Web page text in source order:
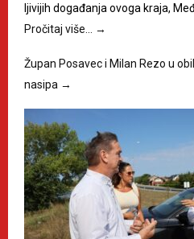
ljivijih događanja ovoga kraja,
Pročitaj više…
→
Župan Posavec i Milan Rezo u
nasipa →